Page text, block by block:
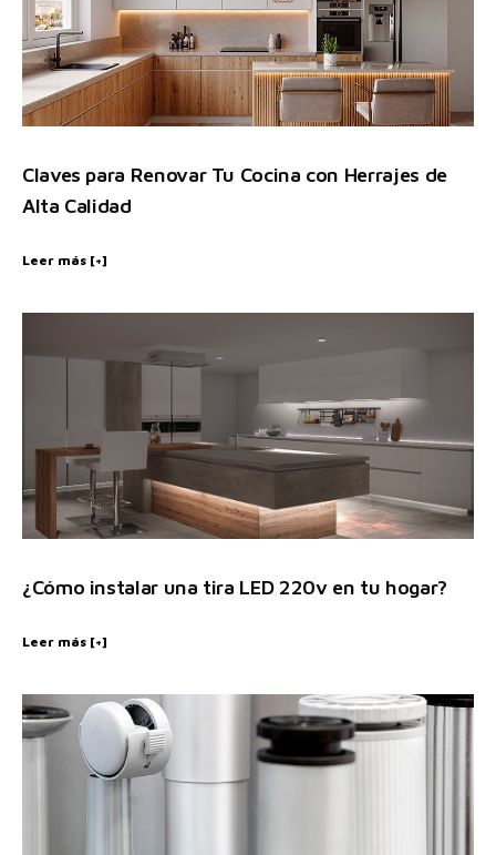
Claves para Renovar Tu Cocina con Herrajes de
Alta Calidad
Leer más [+]
¿Cómo instalar una tira LED 220v en tu hogar?
Leer más [+]